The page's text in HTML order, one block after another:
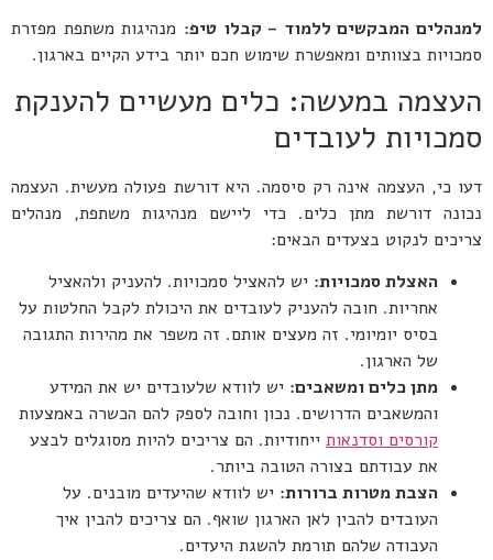
למנהלים המבקשים ללמוד – קבלו טיפ: מנהיגות משתפת מפזרת
סמכויות בצוותים ומאפשרת שימוש חכם יותר בידע הקיים בארגון.
העצמה במעשה: כלים מעשיים להענקת
סמכויות לעובדים
דעו כי, העצמה אינה רק סיסמה. היא דורשת פעולה מעשית. העצמה
נכונה דורשת מתן כלים. כדי ליישם מנהיגות משתפת, מנהלים
צריכים לנקוט בצעדים הבאים:
האצלת סמכויות: יש להאציל סמכויות. להעניק ולהאציל
אחריות. חובה להעניק לעובדים את היכולת לקבל החלטות על
בסיס יומיומי. זה מעצים אותם. זה משפר את מהירות התגובה
של הארגון.
מתן כלים ומשאבים: יש לוודא שלעובדים יש את המידע
והמשאבים הדרושים. נכון וחובה לספק להם הכשרה באמצעות
קורסים וסדנאות ייחודיות. הם צריכים להיות מסוגלים לבצע
את עבודתם בצורה הטובה ביותר.
הצבת מטרות ברורות: יש לוודא שהיעדים מובנים. על
העובדים להבין לאן הארגון שואף. הם צריכים להבין איך
העבודה שלהם תורמת להשגת היעדים.